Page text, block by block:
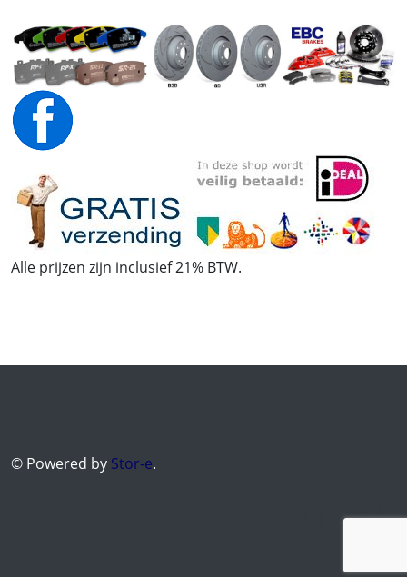
Alle prijzen zijn inclusief 21% BTW.
© Powered by Stor-e.